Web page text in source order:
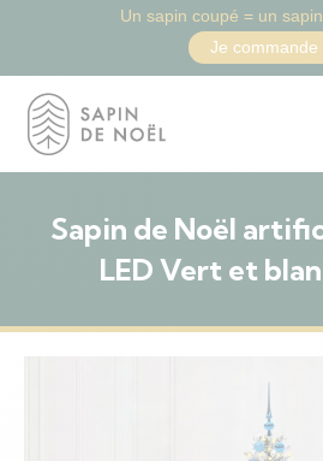
Sapin de Noël
LED Vert et
Un sapin coupé = un
Je commande